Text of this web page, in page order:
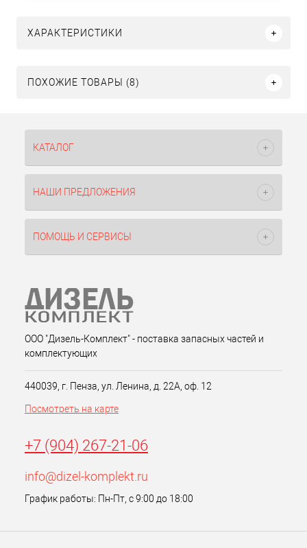
ХАРАКТЕРИСТИКИ
ПОХОЖИЕ ТОВАРЫ (8)
КАТАЛОГ
НАШИ ПРЕДЛОЖЕНИЯ
ПОМОЩЬ И СЕРВИСЫ
ООО "Дизель-Комплект" - поставка запасных частей и
комплектующих
440039, г. Пенза, ул. Ленина, д. 22А, оф. 12
Посмотреть на карте
+7 (904) 267-21-06
info@dizel-komplekt.ru
График работы: Пн-Пт, с 9:00 до 18:00